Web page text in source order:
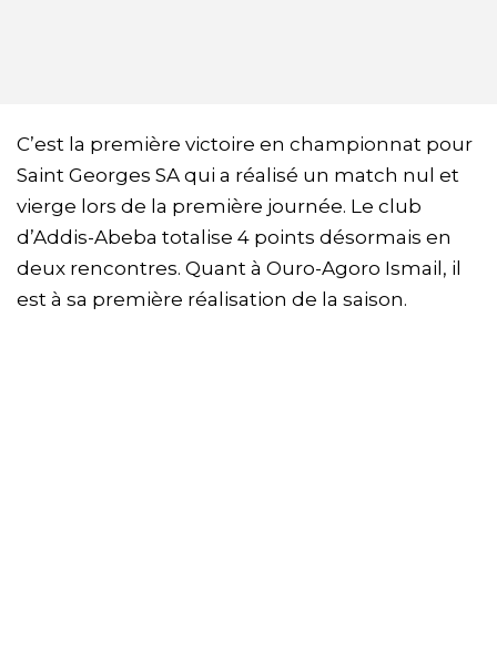
C’est la première victoire en championnat pour
Saint Georges SA qui a réalisé un match nul et
vierge lors de la première journée. Le club
d’Addis-Abeba totalise 4 points désormais en
deux rencontres. Quant à Ouro-Agoro Ismail, il
est à sa première réalisation de la saison.